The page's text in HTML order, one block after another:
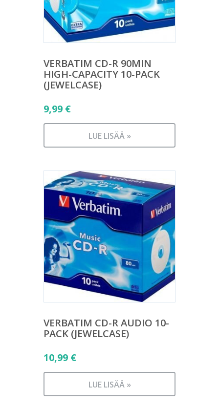
VERBATIM CD-R 90MIN
HIGH-CAPACITY 10-PACK
(JEWELCASE)
9,99 €
LUE LISÄÄ »
VERBATIM CD-R AUDIO 10-
PACK (JEWELCASE)
10,99 €
LUE LISÄÄ »